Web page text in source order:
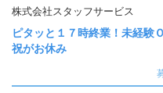
株式会社スタッフサービス
ピタッと１７時終業！未経験
祝がお休み